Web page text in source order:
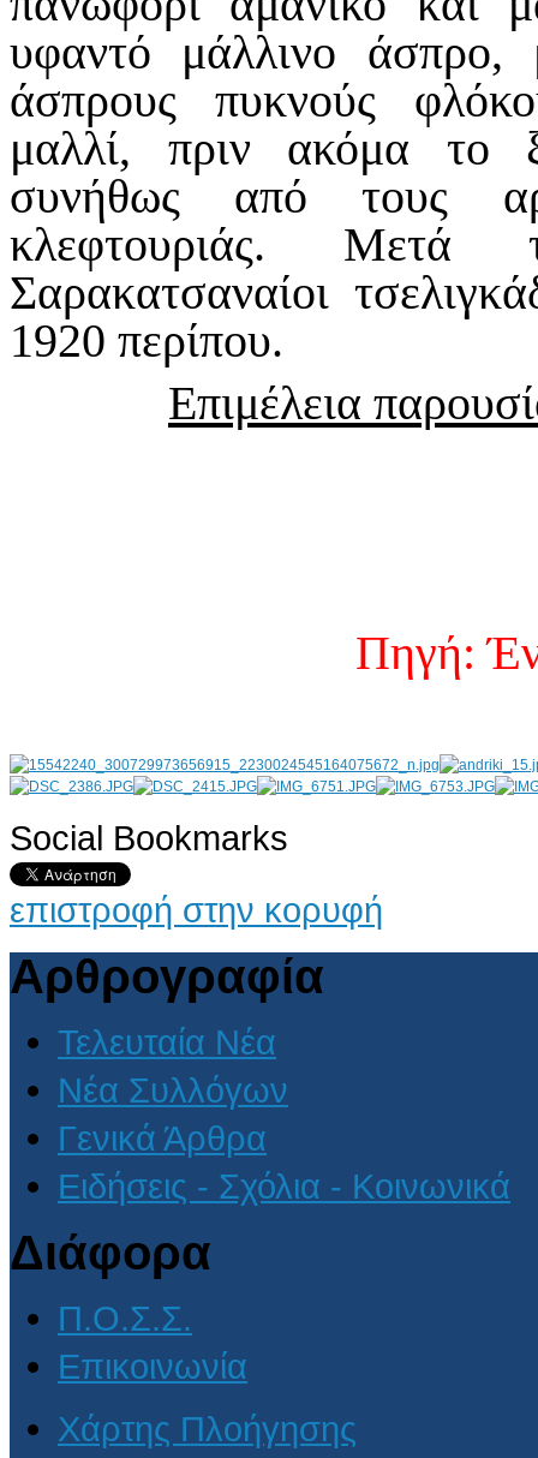
υφαντό μάλλινο
άσπρους πυκνούς
μαλλί, πριν ακόμα το
συνήθως από τους
κλεφτουριάς. Μετά
Σαρακατσαναίοι
1920 περίπου.
Επιμέλεια
Πηγή:
AdmirorGallery 4.5.0, author/s Vasiljevski& Kekeljevic
Social Bookmarks
επιστροφή στην κορυφή
Αρθρογραφία
Τελευταία Νέα
Νέα Συλλόγων
Γενικά Άρθρα
Ειδήσεις - Σχόλια - Κοινωνικά
Διάφορα
Π.Ο.Σ.Σ.
Επικοινωνία
Χάρτης Πλοήγησης